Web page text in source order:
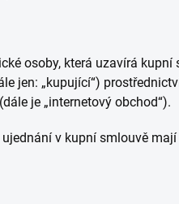
osoby, která uzavírá kupní
jen: „kupující“)
je „internetový obchod“).
v kupní smlouvě